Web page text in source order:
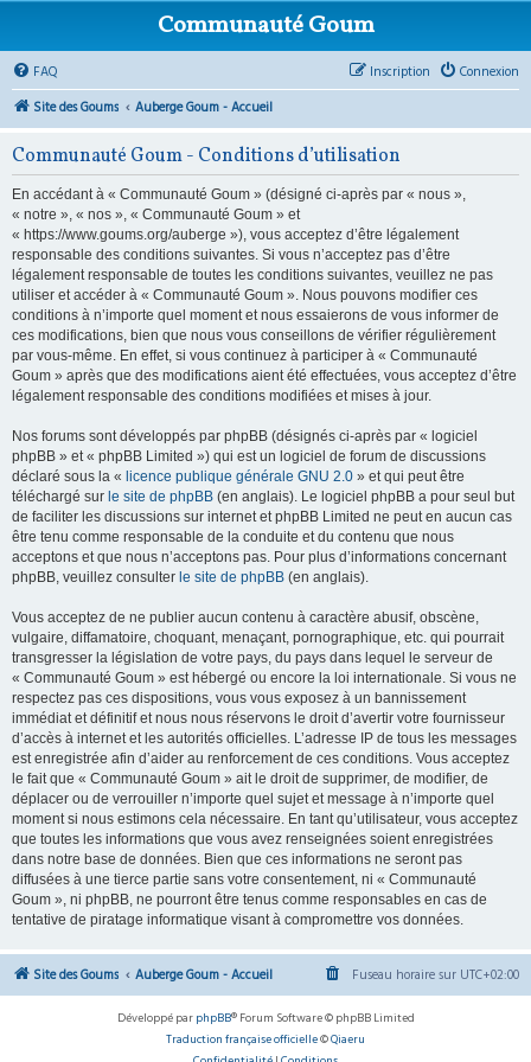
Communauté Goum
FAQ Connexion
Inscription
Site des Goums
Auberge Goum - Accueil
Communauté Goum - Conditions d’utilisation
En accédant à « Communauté Goum » (désigné ci-après par « nous »,
« notre », « nos », « Communauté Goum » et
« https://www.goums.org/auberge »), vous acceptez d’être légalement
responsable des conditions suivantes. Si vous n’acceptez pas d’être
légalement responsable de toutes les conditions suivantes, veuillez ne pas
utiliser et accéder à « Communauté Goum ». Nous pouvons modifier ces
conditions à n’importe quel moment et nous essaierons de vous informer de
ces modifications, bien que nous vous conseillons de vérifier régulièrement
par vous-même. En effet, si vous continuez à participer à « Communauté
Goum » après que des modifications aient été effectuées, vous acceptez d’être
légalement responsable des conditions modifiées et mises à jour.
Nos forums sont développés par phpBB (désignés ci-après par « logiciel
phpBB » et « phpBB Limited ») qui est un logiciel de forum de discussions
déclaré sous la « licence publique générale GNU 2.0 » et qui peut être
téléchargé sur le site de phpBB (en anglais). Le logiciel phpBB a pour seul but
de faciliter les discussions sur internet et phpBB Limited ne peut en aucun cas
être tenu comme responsable de la conduite et du contenu que nous
acceptons et que nous n’acceptons pas. Pour plus d’informations concernant
phpBB, veuillez consulter le site de phpBB (en anglais).
Vous acceptez de ne publier aucun contenu à caractère abusif, obscène,
vulgaire, diffamatoire, choquant, menaçant, pornographique, etc. qui pourrait
transgresser la législation de votre pays, du pays dans lequel le serveur de
« Communauté Goum » est hébergé ou encore la loi internationale. Si vous ne
respectez pas ces dispositions, vous vous exposez à un bannissement
immédiat et définitif et nous nous réservons le droit d’avertir votre fournisseur
d’accès à internet et les autorités officielles. L’adresse IP de tous les messages
est enregistrée afin d’aider au renforcement de ces conditions. Vous acceptez
le fait que « Communauté Goum » ait le droit de supprimer, de modifier, de
déplacer ou de verrouiller n’importe quel sujet et message à n’importe quel
moment si nous estimons cela nécessaire. En tant qu’utilisateur, vous acceptez
que toutes les informations que vous avez renseignées soient enregistrées
dans notre base de données. Bien que ces informations ne seront pas
diffusées à une tierce partie sans votre consentement, ni « Communauté
Goum », ni phpBB, ne pourront être tenus comme responsables en cas de
tentative de piratage informatique visant à compromettre vos données.
Site des Goums Auberge Goum - Accueil Fuseau horaire sur UTC+02:00
Développé par phpBB® Forum Software © phpBB Limited
Traduction française officielle©Qiaeru